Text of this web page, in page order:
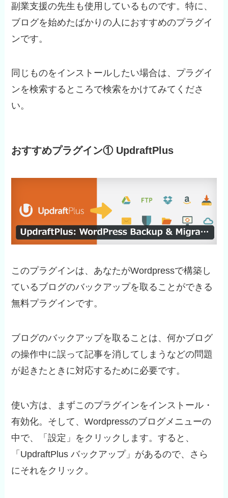
副業支援の先生も使用しているものです。特に、
ブログを始めたばかりの人におすすめのプラグイ
ンです。
同じものをインストールしたい場合は、プラグイ
ンを検索するところで検索をかけてみてくださ
い。
おすすめプラグイン① UpdraftPlus
このプラグインは、あなたがWordpressで構築し
ているブログのバックアップを取ることができる
無料プラグインです。
ブログのバックアップを取ることは、何かブログ
の操作中に誤って記事を消してしまうなどの問題
が起きたときに対応するために必要です。
使い方は、まずこのプラグインをインストール・
有効化。そして、Wordpressのブログメニューの
中で、「設定」をクリックします。すると、
「UpdraftPlus バックアップ」があるので、さら
にそれをクリック。